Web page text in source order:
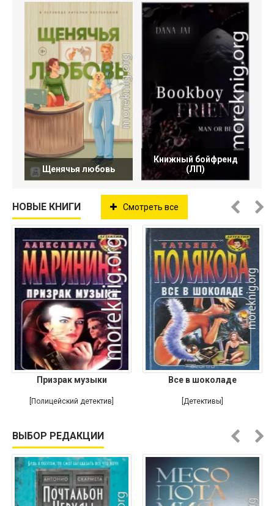
Щенячья любовь
Книжный бойфренд
(ЛП)
НОВЫЕ КНИГИ Смотреть все
Призрак музыки
[Полицейский детектив]
Все в шоколаде
[Детективы]
ВЫБОР РЕДАКЦИИ